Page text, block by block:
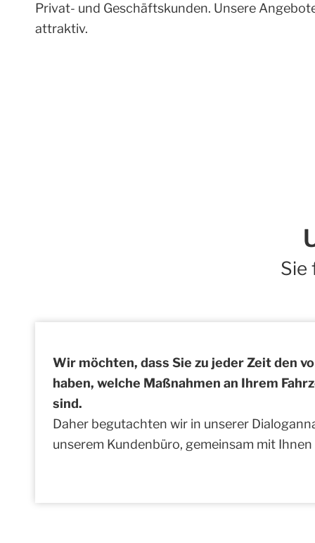
Privat- und Geschäftskunden. Unsere
attraktiv.
Sie
Wir möchten, dass Sie zu jeder Zeit den
haben, welche Maßnahmen an Ihrem
sind.
Daher begutachten wir in unserer
unserem Kundenbüro, gemeinsam mit Ihnen